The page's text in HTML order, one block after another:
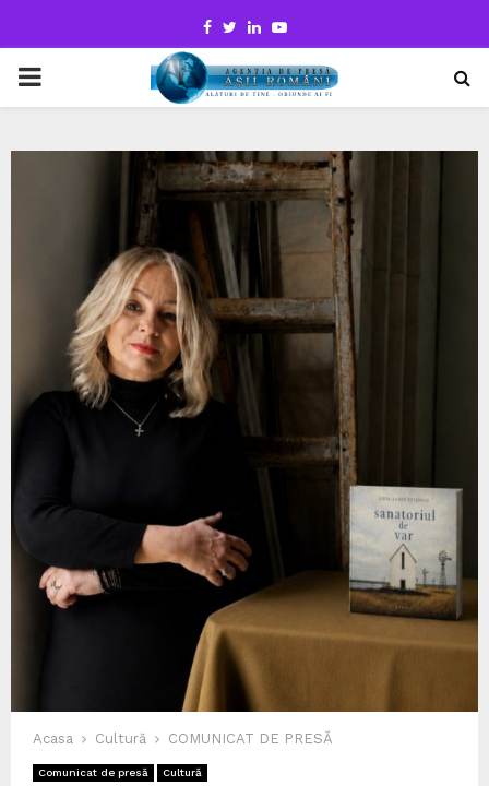
Facebook
TwitterLinkedinYoutube
PRIMARY
Acasa Cultură COMUNICAT DE PRESĂ
Comunicat de presă Cultură